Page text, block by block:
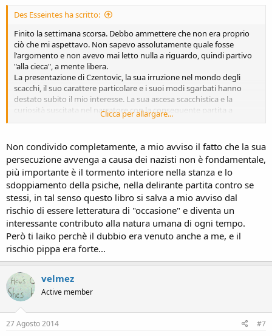
Des Esseintes ha scritto:
Finito la settimana scorsa. Debbo ammettere che non era proprio
ciò che mi aspettavo. Non sapevo assolutamente quale fosse
l'argomento e non avevo mai letto nulla a riguardo, quindi partivo
"alla cieca", a mente libera.
La presentazione di Czentovic, la sua irruzione nel mondo degli
scacchi, il suo carattere particolare e i suoi modi sgarbati hanno
destato subito il mio interesse. La sua ascesa scacchistica e la
curiosità suscitata nel narratore con la conseguente partita a
pagamento, m'avevano fatto apprezzare immediatamente il lungo
maestro di go", invece...
Giunge il dottor B. e la magia si rompe; da Kawabata si passa a
Maurensig. Ecco che la si butta sul nazismo, sui suoi orrori, ecc, ecc.
Da quel momento il tutto prende un altro percorso, un diverso
significato, più profondo, più impegnato. Pregustavo uno scontro
di "culture", di modi di pensare, di strategie, di personalità ma mi
sono dovuto arrendere all'evidenza del testo.
Molto scorrevole e di semplice lettura ma non proprio "leggero".
L'ho apprezzato ma non quanto avrei "dovuto"/"potuto"; ammetto
di provare fastidio (disinteresse?) nell'affrontare libri su nazismo,
ebrei e olocausto. Essendo inizialmente all'oscuro della materia
trattata l'ho vissuto più come un "agguato"; speravo in una graziosa
vicenda scacchistica e ho trovato il solito pippone... (ottimo fino
all'avvento del dottor B, crolla dall'inizio del racconto del
medesimo).
Promosso con riserva.
Clicca per allargare...
Non condivido completamente, a mio avviso il fatto che la sua
persecuzione avvenga a causa dei nazisti non è fondamentale,
più importante è il tormento interiore nella stanza e lo
sdoppiamento della psiche, nella delirante partita contro se
stessi, in tal senso questo libro si salva a mio avviso dal
rischio di essere letteratura di "occasione" e diventa un
interessante contributo alla natura umana di ogni tempo.
Però ti laiko perchè il dubbio era venuto anche a me, e il
rischio pippa era forte...
velmez
Active member
27 Agosto 2014 #7